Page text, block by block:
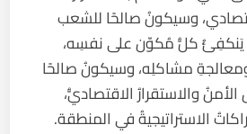
وسيكونُ صالحًا للشعب
يَنكفِئُ كلُّ مُكوّن على نفسِه،
ومعالجةِ مشاكلِه، وسيكونُ صالحًا
والاستقرارُ الاقتصاديُّ،
الاستراتيجيةُ في المنطقة.